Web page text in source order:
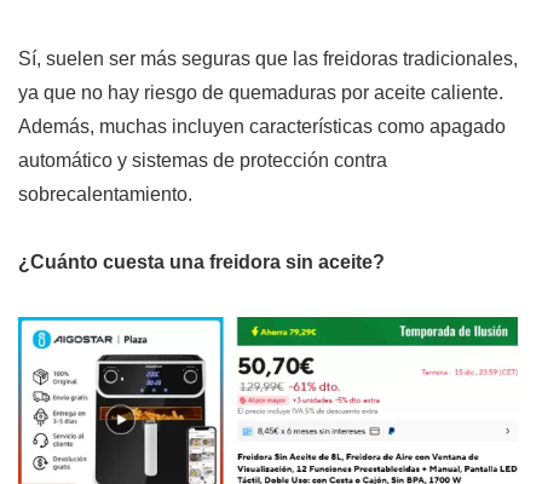
Sí, suelen ser más seguras que las freidoras tradicionales,
ya que no hay riesgo de quemaduras por aceite caliente.
Además, muchas incluyen características como apagado
automático y sistemas de protección contra
sobrecalentamiento.
¿Cuánto cuesta una freidora sin aceite?